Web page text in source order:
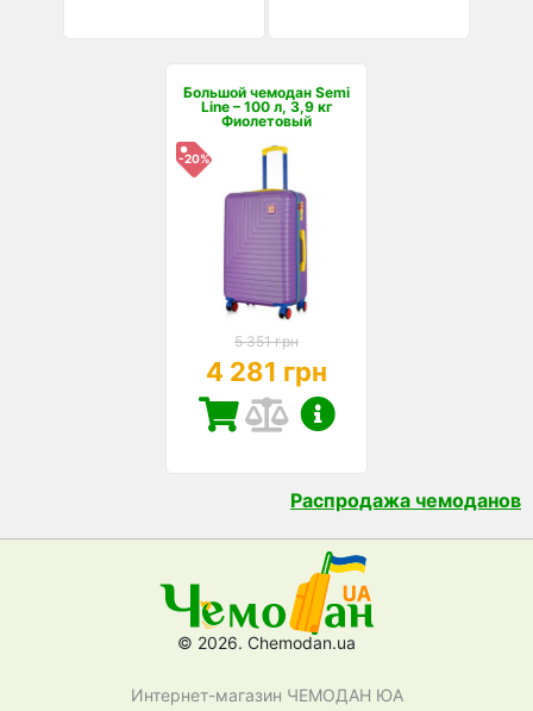
Большой чемодан Semi
Line – 100 л, 3,9 кг
Фиолетовый
-20%
5 351 грн
4 281 грн
Распродажа чемоданов
© 2026. Chemodan.ua
Интернет-магазин ЧЕМОДАН ЮА